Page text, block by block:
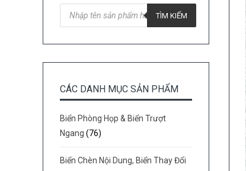
Tìm
kiếm
TÌM KIẾM
CÁC DANH MỤC SẢN PHẨM
Biển Phòng Họp & Biển Trượt
Ngang (76)
Biển Chèn Nội Dung, Biển Thay Đổi